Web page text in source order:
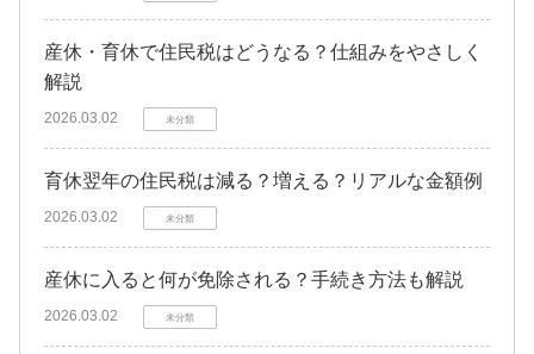
産休・育休で住民税はどうなる？仕組みをやさしく
解説
2026.03.02 未分類
育休翌年の住民税は減る？増える？リアルな金額例
2026.03.02 未分類
産休に入ると何が免除される？手続き方法も解説
2026.03.02 未分類